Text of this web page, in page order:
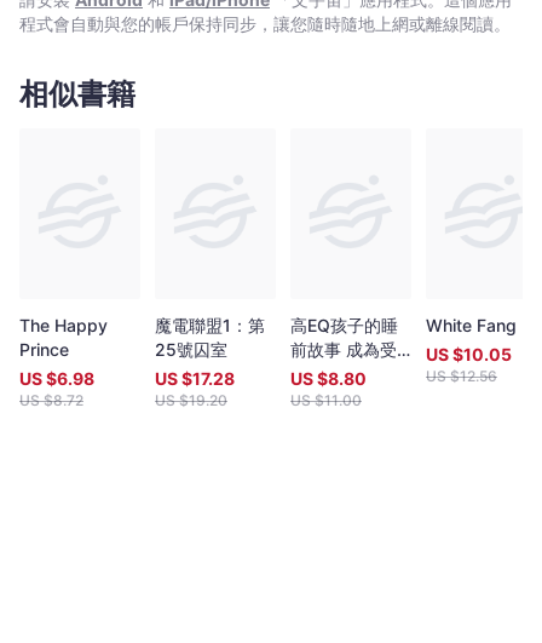
程式會自動與您的帳戶保持同步，讓您隨時隨地上網或離線閱讀。
相似書籍
The Happy
Prince
US $6.98
US $8.72
魔電聯盟1：第
25號囚室
US $17.28
US $19.20
高EQ孩子的睡
前故事 成為受
歡迎同伴的秘密
US $8.80
US $11.00
White Fang
US $10.05
US $12.56